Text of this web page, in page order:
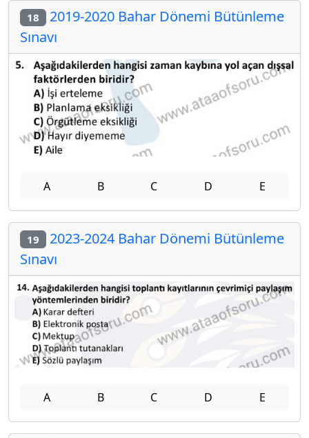
18 2019-2020 Bahar Dönemi Bütünleme
Sınavı
A B C D E
19 2023-2024 Bahar Dönemi Bütünleme
Sınavı
A B C D E